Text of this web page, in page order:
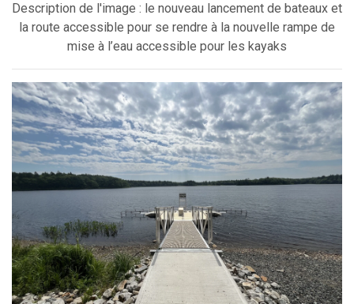
Description de l'image : le nouveau lancement de bateaux et
la route accessible pour se rendre à la nouvelle rampe de
mise à l’eau accessible pour les kayaks